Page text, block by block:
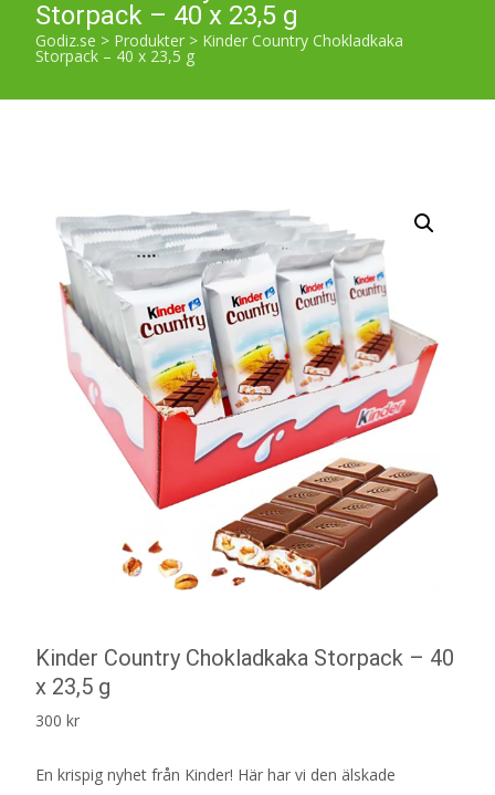
Storpack – 40 x 23,5 g
Godiz.se > Produkter > Kinder Country Chokladkaka
Storpack – 40 x 23,5 g
Kinder Country Chokladkaka Storpack – 40
x 23,5 g
300 kr
En krispig nyhet från Kinder! Här har vi den älskade